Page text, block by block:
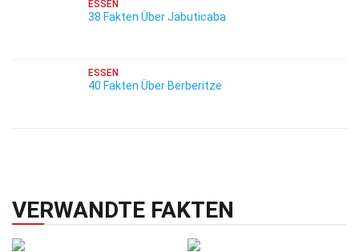
ESSEN
38 Fakten Über Jabuticaba
ESSEN
40 Fakten Über Berberitze
VERWANDTE FAKTEN